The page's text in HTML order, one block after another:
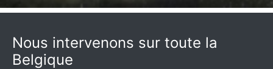
Nous intervenons sur toute la
Belgique